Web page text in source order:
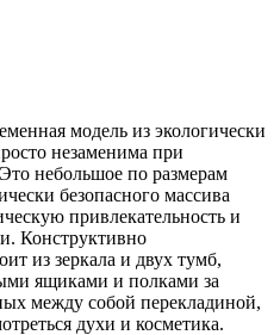
модель из экологически
незаменима при
небольшое по размерам
безопасного массива
привлекательность и
Конструктивно
из зеркала и двух тумб,
ящиками и полками за
между собой перекладиной,
духи и косметика.